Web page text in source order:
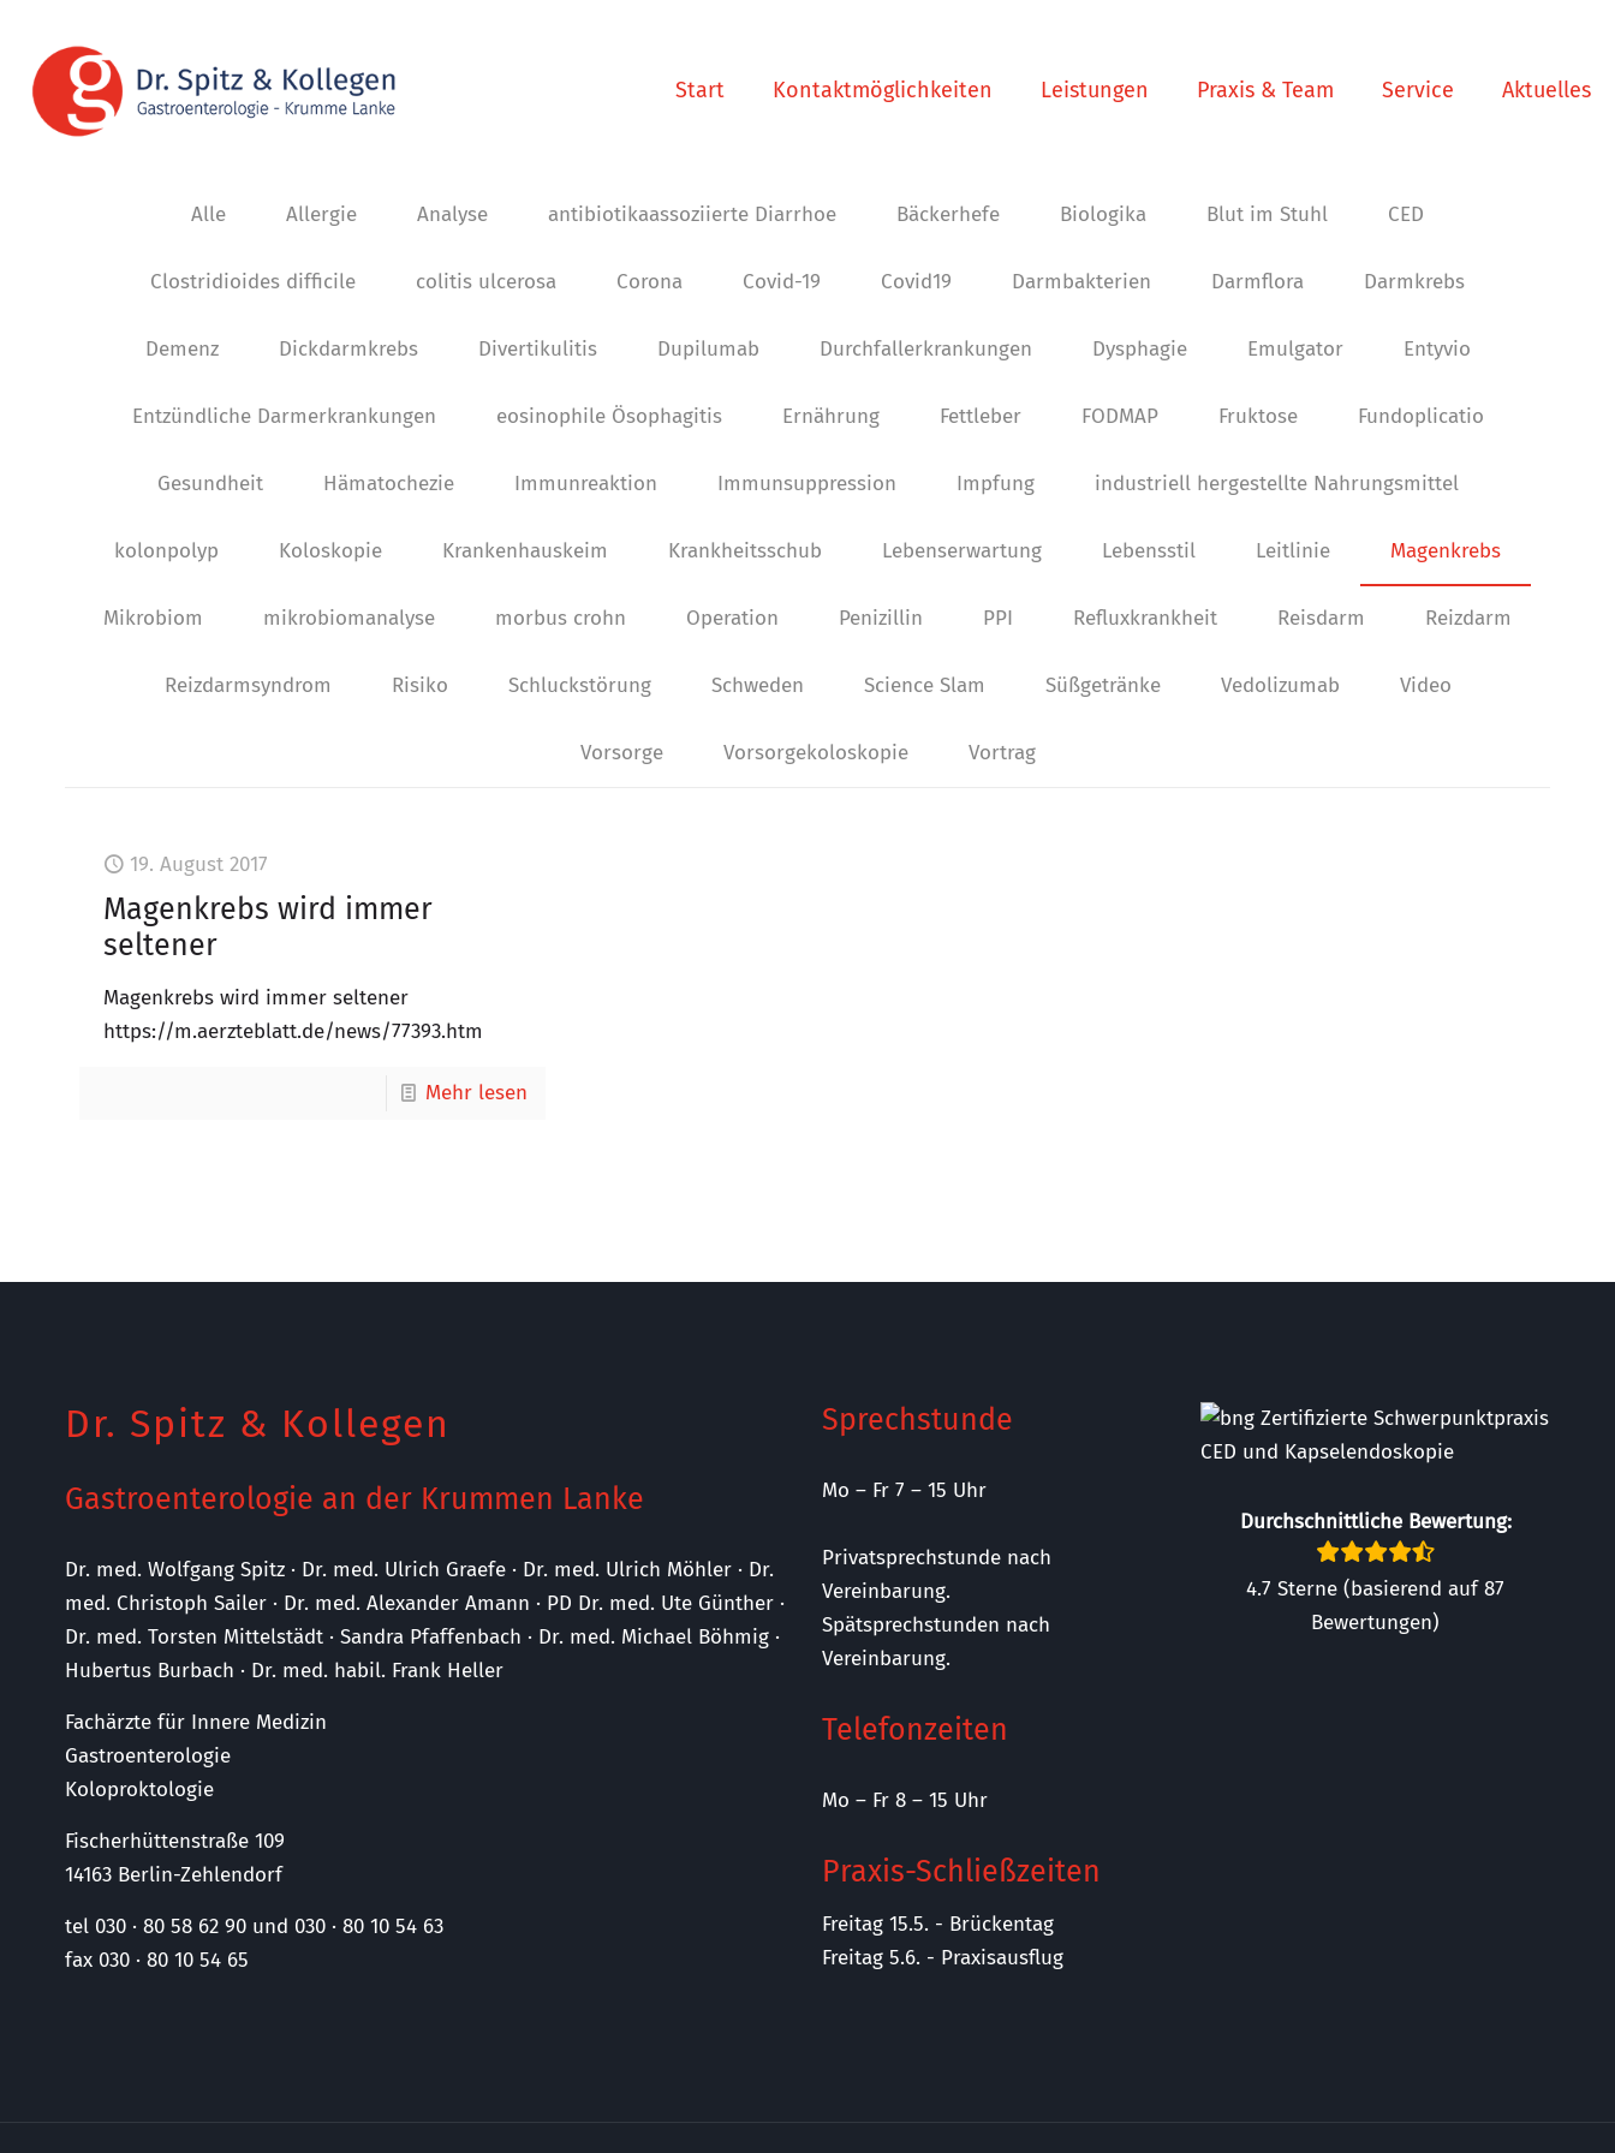
Start Kontaktmöglichkeiten Leistungen Praxis & Team Service Aktuelles
Alle Allergie Analyse antibiotikaassoziierte Diarrhoe Bäckerhefe Biologika Blut im Stuhl CED
Clostridioides difficile colitis ulcerosa Corona Covid-19 Covid19 Darmbakterien Darmflora Darmkrebs
Demenz Dickdarmkrebs Divertikulitis Dupilumab Durchfallerkrankungen Dysphagie Emulgator Entyvio
Entzündliche Darmerkrankungen eosinophile Ösophagitis Ernährung Fettleber FODMAP Fruktose Fundoplicatio
Gesundheit Hämatochezie Immunreaktion Immunsuppression Impfung industriell hergestellte Nahrungsmittel
kolonpolyp Koloskopie Krankenhauskeim Krankheitsschub Lebenserwartung Lebensstil Leitlinie Magenkrebs
Mikrobiom mikrobiomanalyse morbus crohn Operation Penizillin PPI Refluxkrankheit Reisdarm Reizdarm
Reizdarmsyndrom Risiko Schluckstörung Schweden Science Slam Süßgetränke Vedolizumab Video
Vorsorge Vorsorgekoloskopie Vortrag
19. August 2017
Magenkrebs wird immer
seltener
Magenkrebs wird immer seltener
https://m.aerzteblatt.de/news/77393.htm
Mehr lesen
Dr. Spitz & Kollegen
Gastroenterologie an der Krummen Lanke
Dr. med. Wolfgang Spitz · Dr. med. Ulrich Graefe · Dr. med. Ulrich Möhler · Dr.
med. Christoph Sailer · Dr. med. Alexander Amann · PD Dr. med. Ute Günther ·
Dr. med. Torsten Mittelstädt · Sandra Pfaffenbach · Dr. med. Michael Böhmig ·
Hubertus Burbach · Dr. med. habil. Frank Heller
Fachärzte für Innere Medizin
Gastroenterologie
Koloproktologie
Fischerhüttenstraße 109
14163 Berlin-Zehlendorf
tel 030 · 80 58 62 90 und 030 · 80 10 54 63
fax 030 · 80 10 54 65
Sprechstunde
Mo – Fr 7 – 15 Uhr
Privatsprechstunde nach
Vereinbarung.
Spätsprechstunden nach
Vereinbarung.
Telefonzeiten
Mo – Fr 8 – 15 Uhr
Praxis-Schließzeiten
Freitag 15.5. - Brückentag
Freitag 5.6. - Praxisausflug
Durchschnittliche Bewertung:
4.7 Sterne (basierend auf 87
Bewertungen)